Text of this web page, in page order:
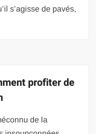
s’agisse de pavés,
profiter de
de la